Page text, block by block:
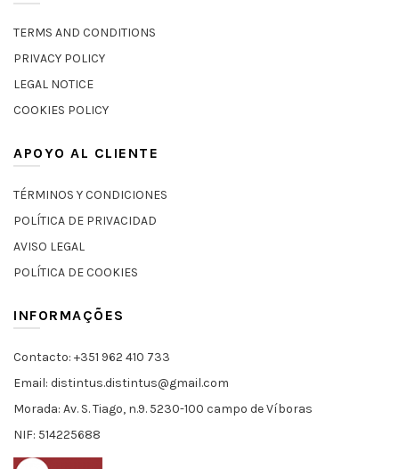
TERMS AND CONDITIONS
PRIVACY POLICY
LEGAL NOTICE
COOKIES POLICY
APOYO AL CLIENTE
TÉRMINOS Y CONDICIONES
POLÍTICA DE PRIVACIDAD
AVISO LEGAL
POLÍTICA DE COOKIES
INFORMAÇÕES
Contacto: +351 962 410 733
Email: distintus.distintus@gmail.com
Morada: Av. S. Tiago, n.9. 5230-100 campo de Víboras
NIF: 514225688